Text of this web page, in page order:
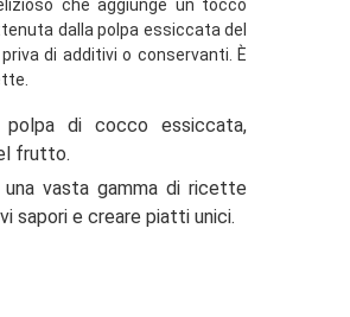
che aggiunge un tocco
dalla polpa essiccata del
di additivi o conservanti. È
di cocco essiccata,
frutto.
vasta gamma di ricette
sapori e creare piatti unici.